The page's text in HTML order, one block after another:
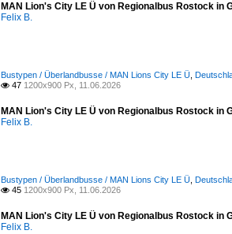
MAN Lion's City LE Ü von Regionalbus Rostock in
Felix B.
Bustypen / Überlandbusse / MAN Lions City LE Ü
 47 1200x900 Px, 11.06.2026
MAN Lion's City LE Ü von Regionalbus Rostock in
Felix B.
Bustypen / Überlandbusse / MAN Lions City LE Ü
 45 1200x900 Px, 11.06.2026
MAN Lion's City LE Ü von Regionalbus Rostock in
Felix B.